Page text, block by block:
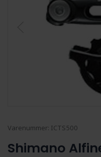
Varenummer: ICTS500
Shimano